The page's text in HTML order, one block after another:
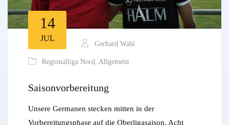
14
JUL
Gerhard Wahl
Regionalliga Nord, Allgemein
Saisonvorbereitung
Unsere Germanen stecken mitten in der
Vorbereitungsphase auf die Oberligasaison. Acht